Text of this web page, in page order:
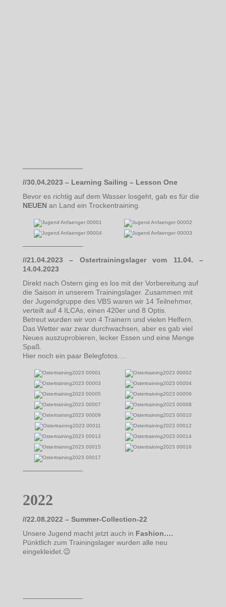
————————–
//30.04.2023 – Learning Sailing – Lesson One
Bevor es richtig auf dem Wasser losgeht, gab es für die
NEUEN an Land ein Trockentraining.
————————–
//21.04.2023 – Ostertrainingslager vom 11.04. –
14.04.2023
Direkt nach Ostern ging es los mit der Vorbereitung auf
die Saison in unserem Trainingslager. Zusammen mit
der Jugendgruppe des VBS waren wir 14 Teilnehmer,
verteilt auf 4 ILCAs, einen 420er und 8 Optis.
Betreut wurden wir von 4 Trainern und vielen Helfern.
Das Wetter war zwar durchwachsen, aber es gab viel
Neues auszuprobieren, lecker Essen und eine Menge
Spaß.
Hier noch ein paar Belegfotos….
————————–
2022
//22.08.2022 – Summer-Collection-22
Unsere Jugend macht jetzt auch in Fashion….
Pünktlich zum Trainingslager wurden alle neu
eingekleidet.😉
————————–